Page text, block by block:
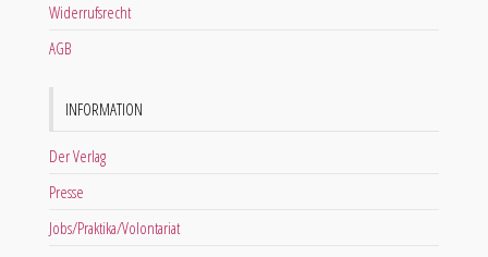
Widerrufsrecht
AGB
INFORMATION
Der Verlag
Presse
Jobs/Praktika/Volontariat